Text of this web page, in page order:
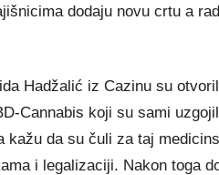
dodaju novu crtu a
Hadžalić iz Cazinu su
Cannabis koji su sami
kažu da su čuli za taj
i legalizaciji. Nakon toga